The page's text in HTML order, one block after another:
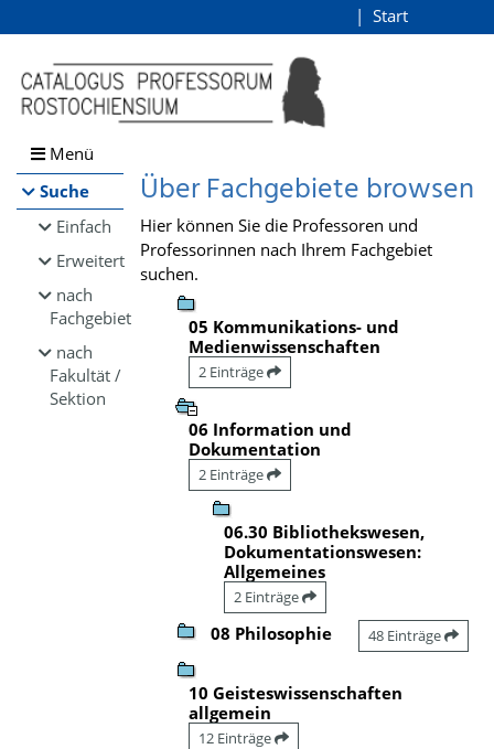
Browsen
direkt zum Inhalt
Start
Menü
Suche
Einfach
Erweitert
nach
Fachgebiet
nach
Fakultät /
Sektion
Über Fachgebiete browsen
Hier können Sie die Professoren und
Professorinnen nach Ihrem Fachgebiet
suchen.
05 Kommunikations- und
Medienwissenschaften
2 Einträge
06 Information und
Dokumentation
2 Einträge
06.30 Bibliothekswesen,
Dokumentationswesen:
Allgemeines
2 Einträge
08 Philosophie 48 Einträge
10 Geisteswissenschaften
allgemein
12 Einträge